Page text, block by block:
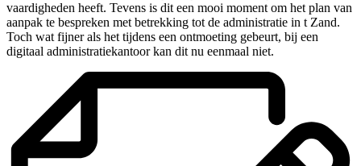
vaardigheden heeft. Tevens is dit een mooi moment om het plan van
aanpak te bespreken met betrekking tot de administratie in t Zand.
Toch wat fijner als het tijdens een ontmoeting gebeurt, bij een
digitaal administratiekantoor kan dit nu eenmaal niet.